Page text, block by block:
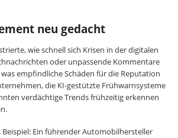
neu gedacht
wie schnell sich Krisen in der digitalen
oder unpassende Kommentare
empfindliche Schäden für die Reputation
die KI-gestützte Frühwarnsysteme
verdächtige Trends frühzeitig erkennen
Beispiel: Ein führender Automobilhersteller